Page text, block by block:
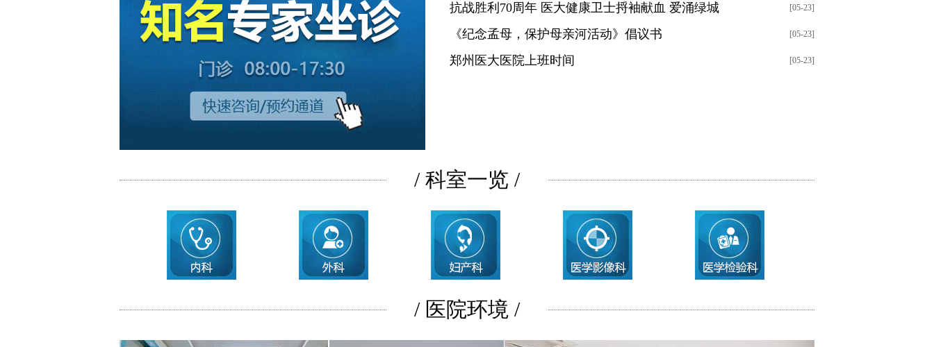
[05-23]
抗战胜利70周年 医大健康卫士捋袖献血 爱涌绿城
[05-23]
《纪念孟母，保护母亲河活动》倡议书
[05-23]
郑州医大医院上班时间
/ 科室一览 /
/ 医院环境 /